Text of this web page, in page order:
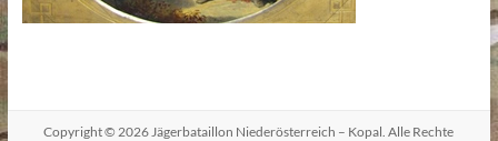
Copyright © 2026 Jägerbataillon Niederösterreich – Kopal . Alle Rechte